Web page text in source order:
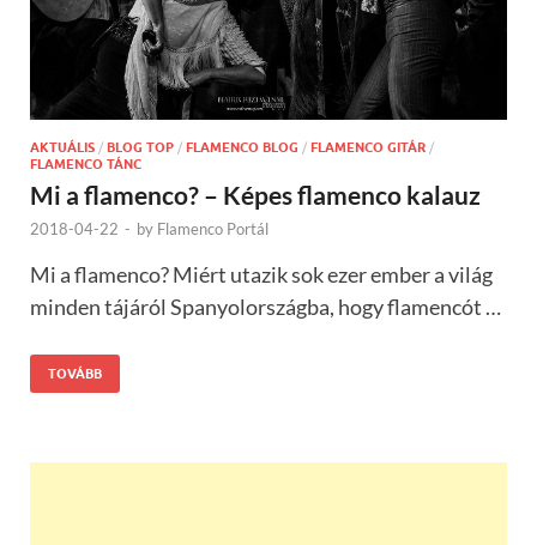
AKTUÁLIS / BLOG TOP / FLAMENCO BLOG / FLAMENCO GITÁR /
FLAMENCO TÁNC
Mi a flamenco? – Képes flamenco kalauz
2018-04-22 - by Flamenco Portál
Mi a flamenco? Miért utazik sok ezer ember a világ
minden tájáról Spanyolországba, hogy flamencót …
TOVÁBB